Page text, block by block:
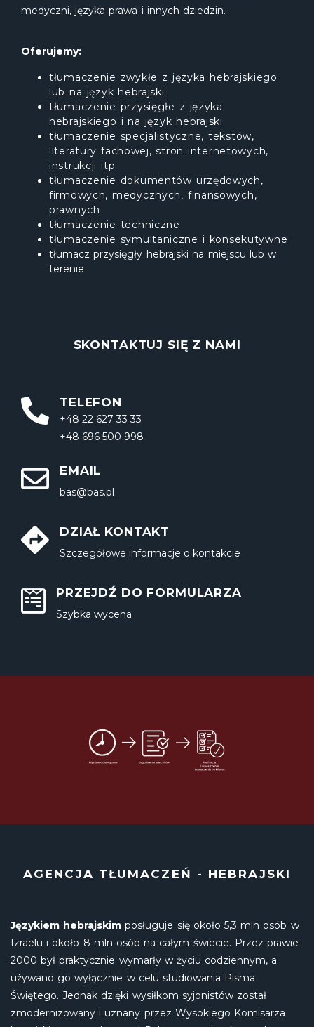
medyczni, języka prawa i innych dziedzin.
Oferujemy:
tłumaczenie zwykłe z języka hebrajskiego
lub na język hebrajski
tłumaczenie przysięgłe z języka
hebrajskiego i na język hebrajski
tłumaczenie specjalistyczne, tekstów,
literatury fachowej, stron internetowych,
instrukcji itp.
tłumaczenie dokumentów urzędowych,
firmowych, medycznych, finansowych,
prawnych
tłumaczenie techniczne
tłumaczenie symultaniczne i konsekutywne
tłumacz przysięgły hebrajski na miejscu lub w
terenie
SKONTAKTUJ SIĘ Z NAMI
TELEFON
+48 22 627 33 33
+48 696 500 998
EMAIL
bas@bas.pl
DZIAŁ KONTAKT
Szczegółowe informacje o kontakcie
PRZEJDŹ DO FORMULARZA
Szybka wycena
AGENCJA TŁUMACZEŃ - HEBRAJSKI
Językiem hebrajskim posługuje się około 5,3 mln osób w
Izraelu i około 8 mln osób na całym świecie. Przez prawie
2000 był praktycznie wymarły w życiu codziennym, a
używano go wyłącznie w celu studiowania Pisma
Świętego. Jednak dzięki wysiłkom syjonistów został
zmodernizowany i uznany przez Wysokiego Komisarza